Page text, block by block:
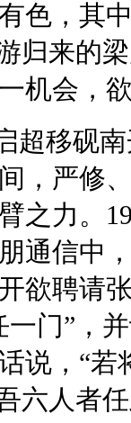
色，其
归来的
机会，
超移砚
，严修
之力。
通信中
欲聘请
门”，
说，“
六人者